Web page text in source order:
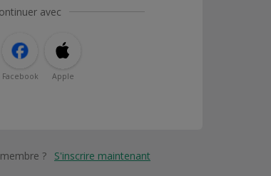
avec
Facebook Apple
? S'inscrire maintenant